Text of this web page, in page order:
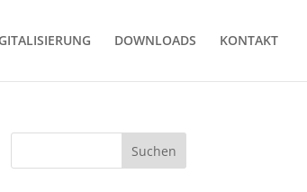
DOWNLOADS KONTAKT